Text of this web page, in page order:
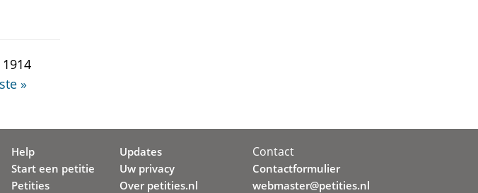
1914
»
Help
Start een petitie
Petities
Updates
Uw privacy
Over petities.nl
Contact
Contactformulier
webmaster@petities.nl